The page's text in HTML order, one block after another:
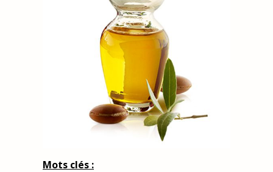
Mots clés :